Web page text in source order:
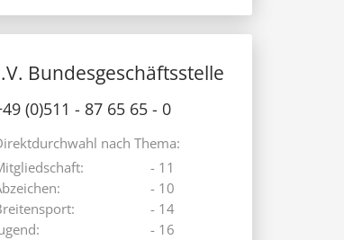
Bundesgeschäftsstelle
(0)511 - 87 65 65 - 0
nach Thema:
- 11
- 10
- 14
- 16